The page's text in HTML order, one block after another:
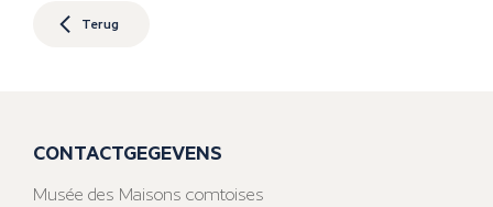
Terug
CONTACTGEGEVENS
Musée des Maisons comtoises